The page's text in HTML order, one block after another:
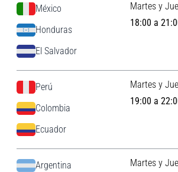
México
Honduras
El Salvador
Martes y
18:00 a
Perú
Colombia
Ecuador
Martes y
19:00 a
Argentina
Martes y